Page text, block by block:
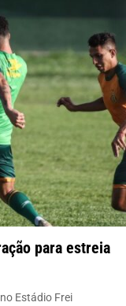
para estreia
Estádio Frei